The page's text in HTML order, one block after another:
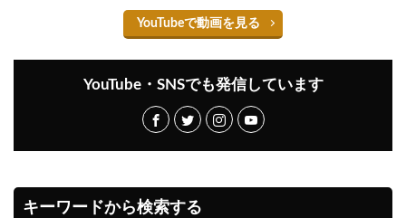
YouTubeで動画を見る
YouTube・SNSでも発信しています
キーワードから検索する